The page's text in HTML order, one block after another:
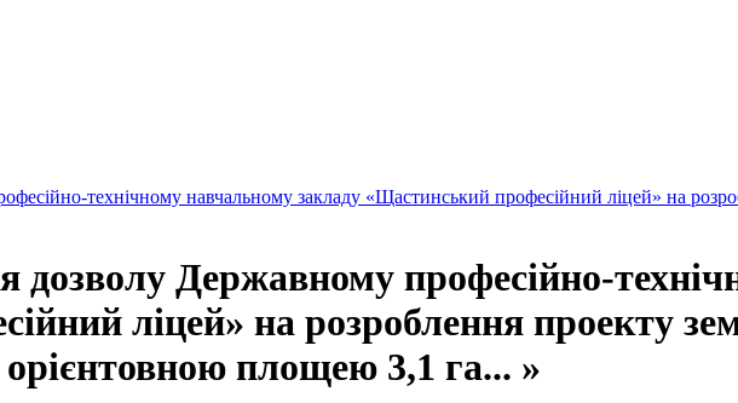
технічному навчальному закладу «Щастинський професійний ліцей» на
Державному професійно-
ліцей» на розроблення проекту
орієнтовною площею 3,1 га... »